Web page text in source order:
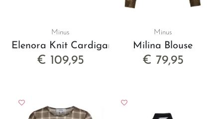
Minus
Elenora Knit Cardigan
€ 109,95
Minus
Milina Blouse
€ 79,95